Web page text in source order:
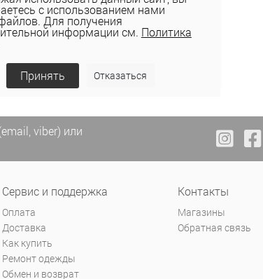
Показать ещё
1
viber) или
Сервис и поддержка
Оплата
Доставка
Как купить
Ремонт одежды
Обмен и возврат
Контакты
Магазины
Обратная связь
с использованием нами
Для получения
информации см. Политика
Принять Отказаться